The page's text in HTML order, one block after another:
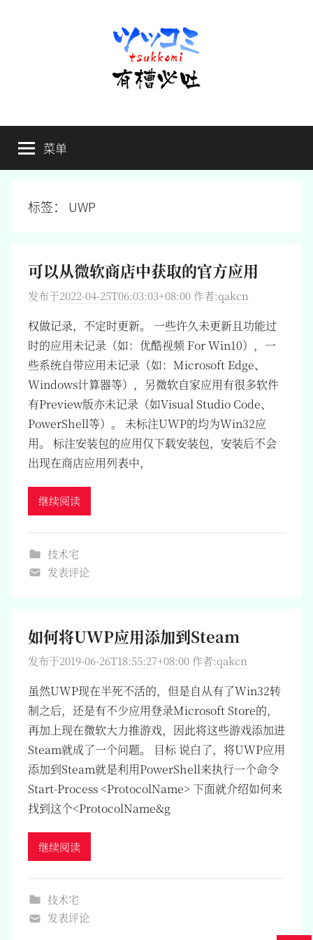
有
槽
必
槽，
毋
菜单
标签： UWP
可以从微软商店中获取的官方应用
发布于2022-04-25T06:03:03+08:00 作者:qakcn
权做记录，不定时更新。 一些许久未更新且功能过
时的应用未记录（如：优酷视频 For Win10），一
些系统自带应用未记录（如：Microsoft Edge、
Windows计算器等），另微软自家应用有很多软件
有Preview版亦未记录（如Visual Studio Code、
PowerShell等）。 未标注UWP的均为Win32应
用。 标注安装包的应用仅下载安装包，安装后不会
出现在商店应用列表中，
继续阅读
技术宅
发表评论
如何将UWP应用添加到Steam
发布于2019-06-26T18:55:27+08:00 作者:qakcn
虽然UWP现在半死不活的，但是自从有了Win32转
制之后，还是有不少应用登录Microsoft Store的，
再加上现在微软大力推游戏，因此将这些游戏添加进
Steam就成了一个问题。 目标 说白了，将UWP应用
添加到Steam就是利用PowerShell来执行一个命令
Start-Process <ProtocolName> 下面就介绍如何来
找到这个<ProtocolName&g
继续阅读
技术宅
发表评论